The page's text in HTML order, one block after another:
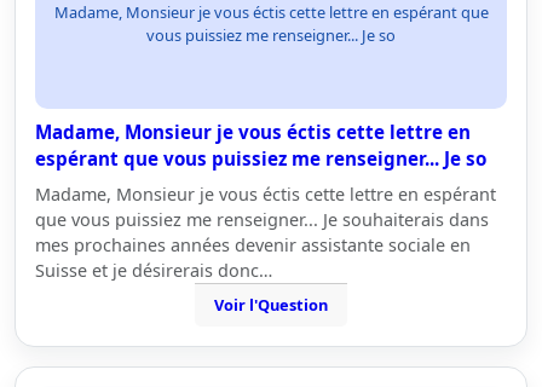
Madame, Monsieur je vous éctis cette lettre en espérant que
vous puissiez me renseigner... Je so
Madame, Monsieur je vous éctis cette lettre en
espérant que vous puissiez me renseigner... Je so
Madame, Monsieur je vous éctis cette lettre en espérant
que vous puissiez me renseigner... Je souhaiterais dans
mes prochaines années devenir assistante sociale en
Suisse et je désirerais donc…
Voir l'Question